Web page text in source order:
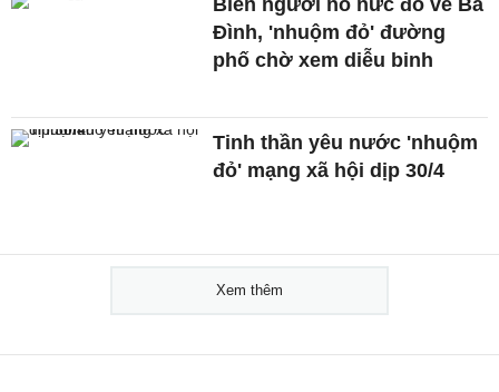
Đình, 'nhuộm đỏ' đường
phố chờ xem diễu binh
Tinh thần yêu nước 'nhuộm
đỏ' mạng xã hội dịp 30/4
Xem thêm